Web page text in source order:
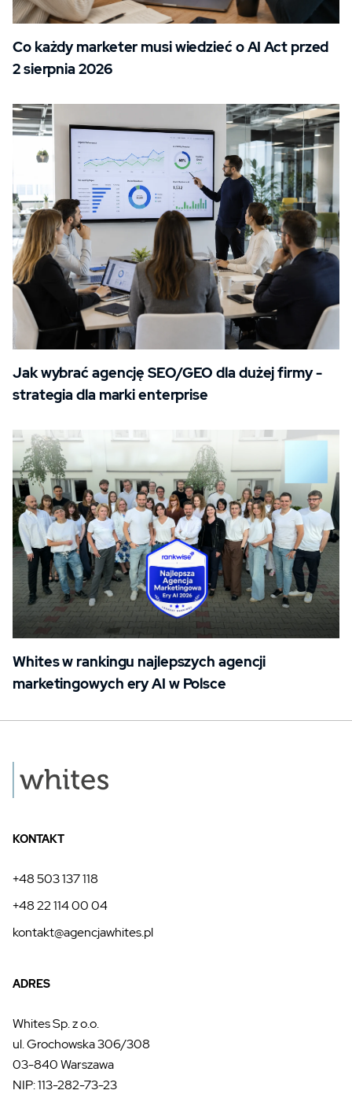
Co każdy marketer musi wiedzieć o AI Act przed
2 sierpnia 2026
Jak wybrać agencję SEO/GEO dla dużej firmy -
strategia dla marki enterprise
Whites w rankingu najlepszych agencji
marketingowych ery AI w Polsce
KONTAKT
+48 503 137 118
+48 22 114 00 04
kontakt@agencjawhites.pl
ADRES
Whites Sp. z o.o.
ul. Grochowska 306/308
03-840 Warszawa
NIP: 113-282-73-23